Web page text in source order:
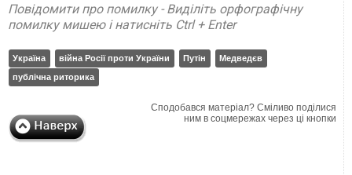
Повідомити про помилку - Виділіть орфографічну
помилку мишею і натисніть Ctrl + Enter
Україна війна Росії проти України Путін
Медведєв
публічна риторика
Сподобався матеріал? Сміливо поділися
ним в соцмережах через ці кнопки